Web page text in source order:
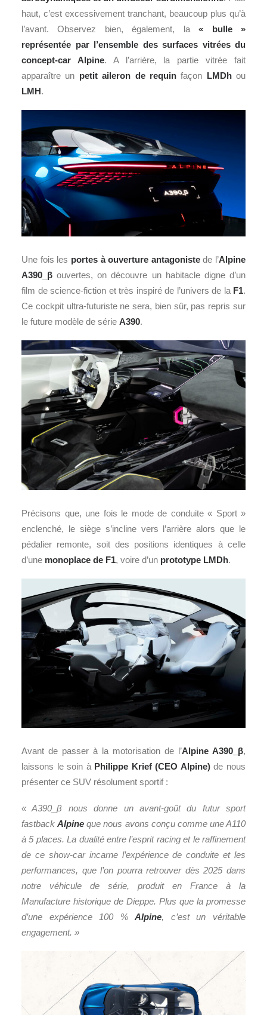
haut, c’est excessivement tranchant, beaucoup plus qu’à
l’avant. Observez bien, également, la« bulle »
représentée par l’ensemble des surfaces vitrées du
concept-car Alpine. A l’arrière, la partie vitrée fait
apparaître un petit aileron de requinfaçon LMDhou
LMH.
Une fois les portes à ouverture antagonistede l’Alpine
A390_β ouvertes, on découvre un habitacle digne d’un
film de science-fiction et très inspiré de l’univers de la F1.
Ce cockpit ultra-futuriste ne sera, bien sûr, pas repris sur
le future modèle de série A390.
Précisons que, une fois le mode de conduite « Sport »
enclenché, le siège s’incline vers l’arrière alors que le
pédalier remonte, soit des positions identiques à celle
d’une monoplace de F1, voire d’un prototype LMDh.
Avant de passer à la motorisation de l’Alpine A390_β,
laissons le soin à Philippe Krief (CEO Alpine)de nous
présenter ce SUV résolument sportif :
« A390_β nous donne un avant-goût du futur sport
fastbackAlpine que nous avons conçu comme une A110
à 5 places. La dualité entre l’esprit racing et le raffinement
de ce show-car incarne l’expérience de conduite et les
performances, que l’on pourra retrouver dès 2025 dans
notre véhicule de série, produit en France à la
Manufacture historique de Dieppe. Plus que la promesse
d’une expérience 100 %Alpine, c’est un véritable
engagement. »